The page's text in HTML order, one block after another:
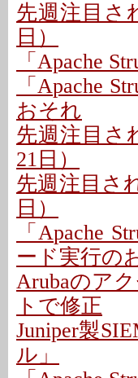
先週注目さ
日）
「Apache
「Apache
おそれ
先週注目さ
21日）
先週注目さ
日）
「Apache
ード実行の
Arubaのア
トで修正
Juniper製
ル」